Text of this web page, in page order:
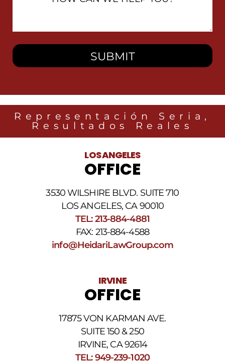
You?
Representación Seria,
Resultados Reales
LOS ANGELES
OFFICE
3530 WILSHIRE BLVD. SUITE 710
LOS ANGELES, CA 90010
TEL: 213-884-4881
FAX: 213-884-4588
info@HeidariLawGroup.com
IRVINE
OFFICE
17875 VON KARMAN AVE.
SUITE 150 & 250
IRVINE, CA 92614
TEL: 949-239-1020